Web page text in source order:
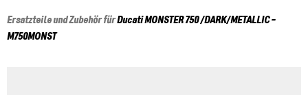
Ersatzteile und Zubehör fürDucatiMONSTER 750 /DARK/METALLIC -
M750MONST